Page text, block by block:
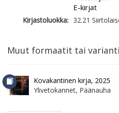
E-kirjat
Kirjastoluokka: 32.21
Muut formaatit tai
Kovakantinen kirja, 2025
Ylivetokannet, Päänauha